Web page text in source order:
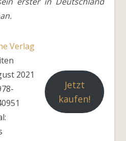
Verlag
2021
Jetzt
kaufen!